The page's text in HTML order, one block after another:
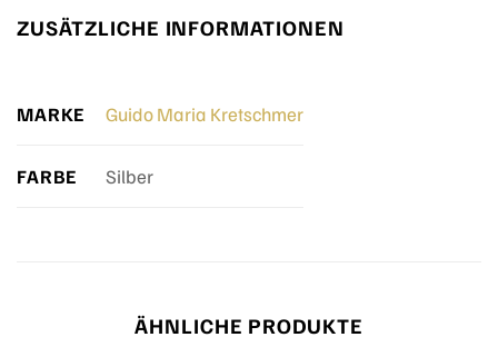
ZUSÄTZLICHE INFORMATIONEN
MARKE Guido Maria Kretschmer
FARBE Silber
ÄHNLICHE PRODUKTE